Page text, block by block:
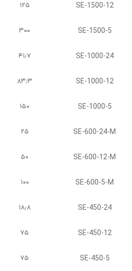
SE-1500-12 ۱۲۵
SE-1500-5 ۳۰۰
SE-1000-24 ۴۱٫۷
SE-1000-12 ۸۳٫۳
SE-1000-5 ۱۵۰
SE-600-24-M ۲۵
SE-600-12-M ۵۰
SE-600-5-M ۱۰۰
SE-450-24 ۱۸٫۸
SE-450-12 ۷۵
SE-450-5 ۷۵